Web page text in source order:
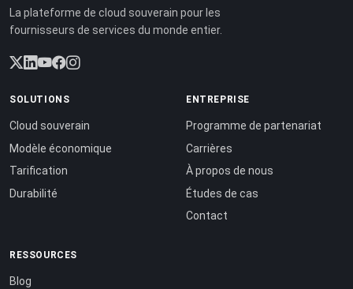
La plateforme de cloud souverain pour les
fournisseurs de services du monde entier.
SOLUTIONS
Cloud souverain
Modèle économique
Tarification
Durabilité
ENTREPRISE
Programme de partenariat
Carrières
À propos de nous
Études de cas
Contact
RESSOURCES
Blog